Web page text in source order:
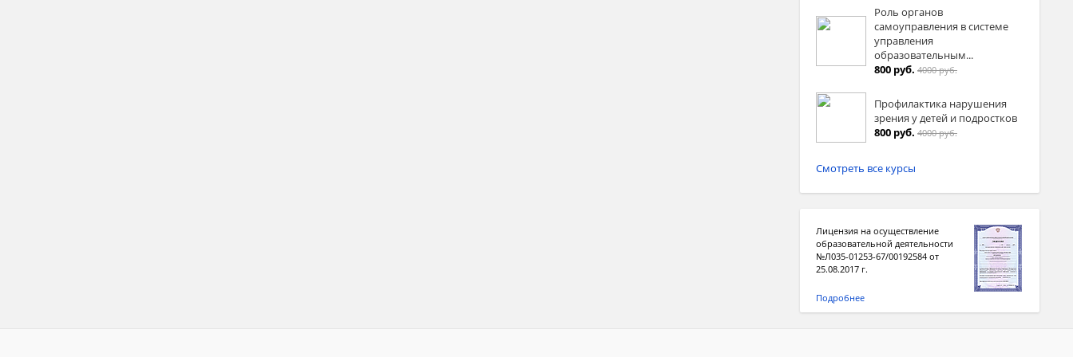
Роль органов
самоуправления в системе
управления
образовательным...
800 руб. 4000 руб.
Профилактика нарушения
зрения у детей и подростков
800 руб. 4000 руб.
Смотреть все курсы
Лицензия на осуществление
образовательной деятельности
№Л035-01253-67/00192584 от
25.08.2017 г.
Подробнее